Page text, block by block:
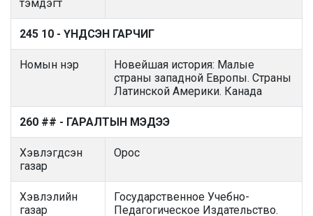
тэмдэгт
245 10 - ҮНДСЭН ГАРЧИГ
Номын нэр
Новейшая история: Малые
страны западной Европы. Страны
Латинской Америки. Канада
260 ## - ГАРАЛТЫН МЭДЭЭ
Хэвлэгдсэн
газар
Орос
Хэвлэлийн
газар
Государственное Учебно-
Педагогическое Издательство.